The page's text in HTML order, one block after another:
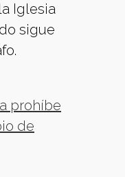
Iglesia
sigue
prohíbe
de